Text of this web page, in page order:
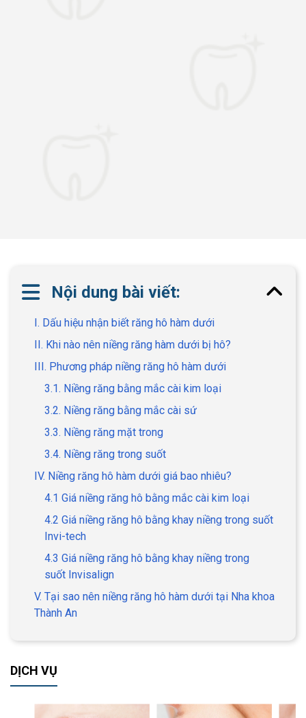
Nội dung bài viết:
I. Dấu hiệu nhận biết răng hô hàm dưới
II. Khi nào nên niềng răng hàm dưới bị hô?
III. Phương pháp niềng răng hô hàm dưới
3.1. Niềng răng bằng mắc cài kim loại
3.2. Niềng răng bằng mắc cài sứ
3.3. Niềng răng mặt trong
3.4. Niềng răng trong suốt
IV. Niềng răng hô hàm dưới giá bao nhiêu?
4.1 Giá niềng răng hô bằng mắc cài kim loại
4.2 Giá niềng răng hô bằng khay niềng trong suốt
Invi-tech
4.3 Giá niềng răng hô bằng khay niềng trong
suốt Invisalign
V. Tại sao nên niềng răng hô hàm dưới tại Nha khoa
Thành An
DỊCH VỤ